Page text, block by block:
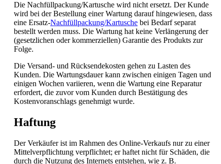
Die Nachfüllpackung/Kartusche wird nicht ersetzt. Der Kunde
wird bei der Bestellung einer Wartung darauf hingewiesen, dass
eine Ersatz-Nachfüllpackung/Kartusche bei Bedarf separat
bestellt werden muss. Die Wartung hat keine Verlängerung der
(gesetzlichen oder kommerziellen) Garantie des Produkts zur
Folge.
Die Versand- und Rücksendekosten gehen zu Lasten des
Kunden. Die Wartungsdauer kann zwischen einigen Tagen und
einigen Wochen variieren, wenn die Wartung eine Reparatur
erfordert, die zuvor vom Kunden durch Bestätigung des
Kostenvoranschlags genehmigt wurde.
Haftung
Der Verkäufer ist im Rahmen des Online-Verkaufs nur zu einer
Mittelverpflichtung verpflichtet; er haftet nicht für Schäden, die
durch die Nutzung des Internets entstehen, wie z. B.